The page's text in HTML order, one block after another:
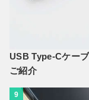
USB Type-Cケー
ご紹介
9